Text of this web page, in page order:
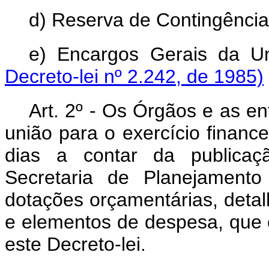
d) Reserva de
e) Encargos Gerais da
Decreto-lei nº 2.242, de 1985)
Art. 2º - Os Órgãos e as
união para o exercício
dias a contar da
Secretaria de
dotações orçamentárias,
e elementos de despesa,
este Decreto-lei.